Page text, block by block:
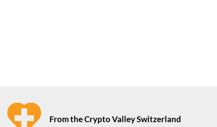
From the Crypto Valley Switzerland